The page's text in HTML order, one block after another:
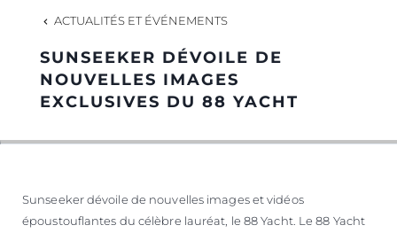
NOTRE ÉQUIPE
NOTRE HÉRITAGE
ESTIMEZ VOTRE BATEAU
ACTUALITÉS ET ÉVÉNEMENTS
SUNSEEKER DÉVOILE DE
NOUVELLES IMAGES
EXCLUSIVES DU 88 YACHT
Sunseeker dévoile de nouvelles images et vidéos
époustouflantes du célèbre lauréat, le 88 Yacht. Le 88 Yacht